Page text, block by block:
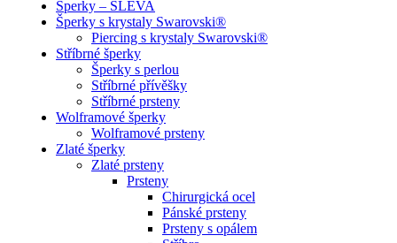
Šperky – SLEVA
Šperky s krystaly Swarovski®
Piercing s krystaly Swarovski®
Stříbrné šperky
Šperky s perlou
Stříbrné přívěšky
Stříbrné prsteny
Wolframové šperky
Wolframové prsteny
Zlaté šperky
Zlaté prsteny
Prsteny
Chirurgická ocel
Pánské prsteny
Prsteny s opálem